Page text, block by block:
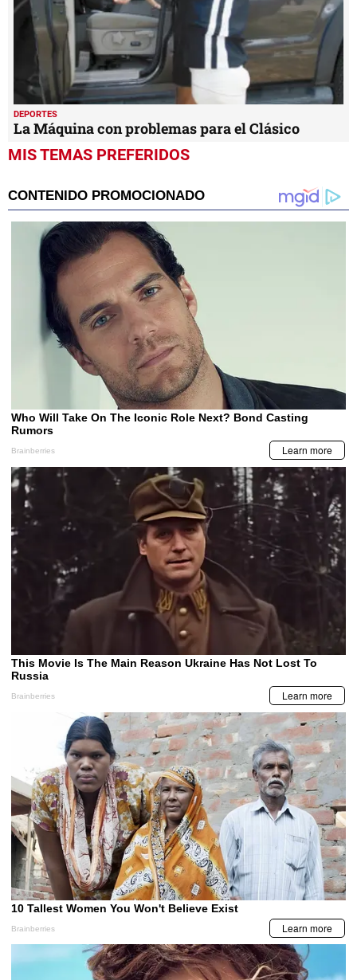
DEPORTES
La Máquina con problemas para el Clásico
MIS TEMAS PREFERIDOS